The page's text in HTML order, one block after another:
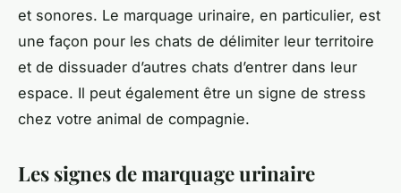
et sonores. Le marquage urinaire, en particulier, est
une façon pour les chats de délimiter leur territoire
et de dissuader d’autres chats d’entrer dans leur
espace. Il peut également être un signe de stress
chez votre animal de compagnie.
Les signes de marquage urinaire